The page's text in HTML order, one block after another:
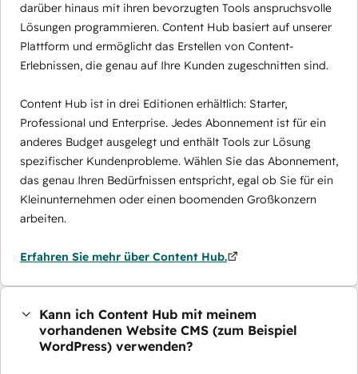
darüber hinaus mit ihren bevorzugten Tools anspruchsvolle
Lösungen programmieren. Content Hub basiert auf unserer
Plattform und ermöglicht das Erstellen von Content-
Erlebnissen, die genau auf Ihre Kunden zugeschnitten sind.
Content Hub ist in drei Editionen erhältlich: Starter,
Professional und Enterprise. Jedes Abonnement ist für ein
anderes Budget ausgelegt und enthält Tools zur Lösung
spezifischer Kundenprobleme. Wählen Sie das Abonnement,
das genau Ihren Bedürfnissen entspricht, egal ob Sie für ein
Kleinunternehmen oder einen boomenden Großkonzern
arbeiten.
Erfahren Sie mehr über Content Hub.
Kann ich Content Hub mit meinem
vorhandenen Website CMS (zum Beispiel
WordPress) verwenden?